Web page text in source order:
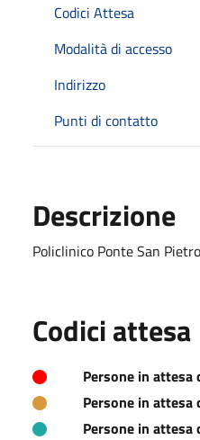
Codici Attesa
Modalità di accesso
Indirizzo
Punti di contatto
Descrizione
Policlinico Ponte San
Codici attesa
Persone in attesa
Persone in attesa
Persone in attesa